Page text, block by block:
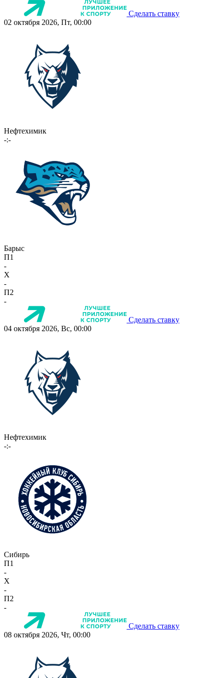
Сделать ставку
02 октября 2026, Пт, 00:00
Нефтехимик
-:-
Барыс
П1
-
X
-
П2
-
Сделать ставку
04 октября 2026, Вс, 00:00
Нефтехимик
-:-
Сибирь
П1
-
X
-
П2
-
Сделать ставку
08 октября 2026, Чт, 00:00